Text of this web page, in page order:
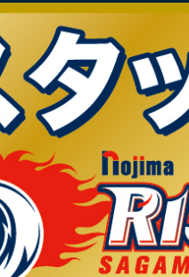
します